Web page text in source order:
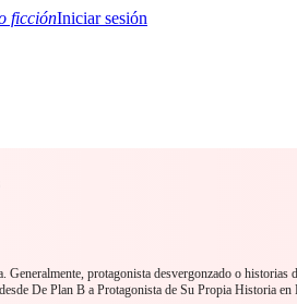
ficciónIniciar sesión
protagonista desvergonzado o historias
De Plan B a Protagonista de Su Propia Historia en